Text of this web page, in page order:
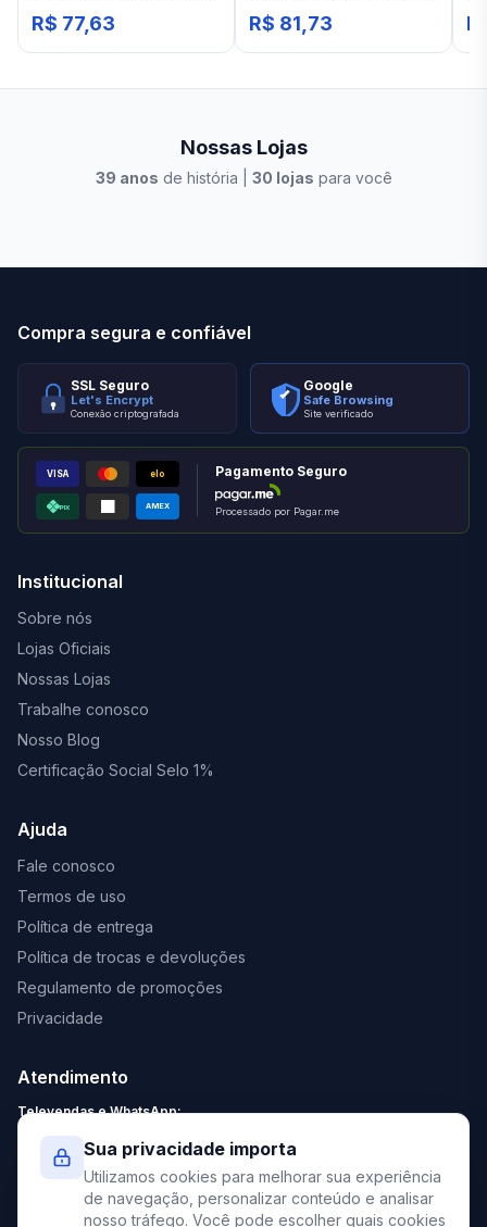
Pertutti
R$ 77,63
Polido Base Deca
R$ 81,73
Nossas Lojas
39 anos de história | 30 lojas para você
Compra segura e confiável
SSL Seguro
Let's Encrypt
Conexão criptografada
Google
Safe Browsing
Site verificado
VISA elo
PIX AMEX
Pagamento Seguro
Processado por Pagar.me
Institucional
Sobre nós
Lojas Oficiais
Nossas Lojas
Trabalhe conosco
Nosso Blog
Certificação Social Selo 1%
Ajuda
Fale conosco
Termos de uso
Política de entrega
Política de trocas e devoluções
Regulamento de promoções
Privacidade
Atendimento
Televendas e WhatsApp:
Sábado: 9:00 - 13:00
contato@elevato.com.br
Sua privacidade importa
Utilizamos cookies para melhorar sua experiência
de navegação, personalizar conteúdo e analisar
nosso tráfego. Você pode escolher quais cookies